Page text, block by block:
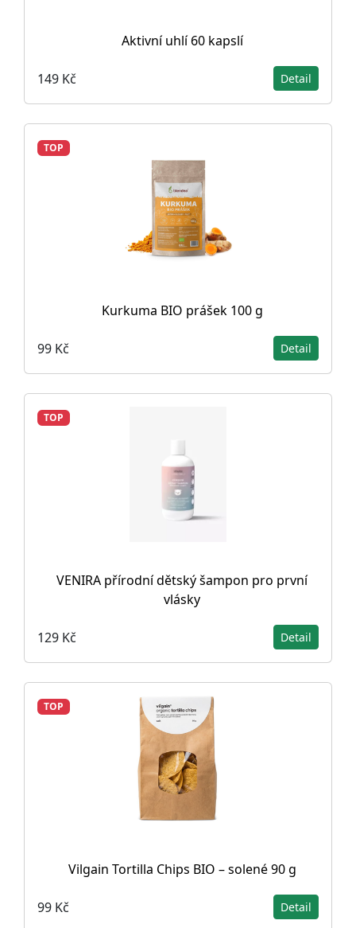
Aktivní uhlí 60 kapslí
149 Kč Detail
TOP
Kurkuma BIO prášek 100 g
99 Kč Detail
TOP
VENIRA přírodní dětský šampon pro první
vlásky
129 Kč Detail
TOP
Vilgain Tortilla Chips BIO – solené 90 g
99 Kč Detail